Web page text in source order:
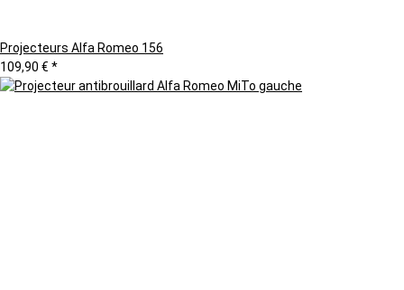
Projecteurs Alfa Romeo 156
109,90 € *